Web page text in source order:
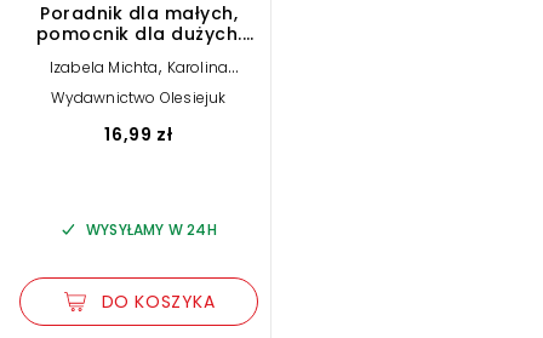
Poradnik dla małych,
pomocnik dla dużych.
zakupach?
Izabela Michta, Karolina
Piotrowska (ilustr.)
Wydawnictwo Olesiejuk
16,99 zł
WYSYŁAMY W 24H
DO KOSZYKA